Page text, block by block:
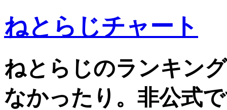
ねとらじチャート
ねとらじのランキン
なかったり。非公式